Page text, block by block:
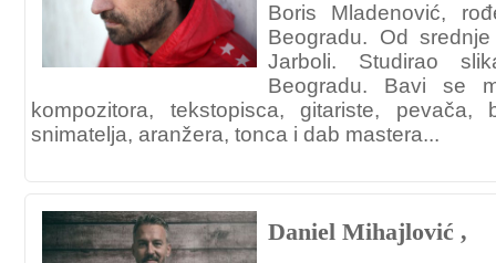
Boris Mladenović,
Beogradu. Od
Jarboli. Studirao
Beogradu. Bavi se
kompozitora, tekstopisca, gitariste, pevača,
snimatelja, aranžera, tonca i dab mastera...
Daniel Mihajlović ,